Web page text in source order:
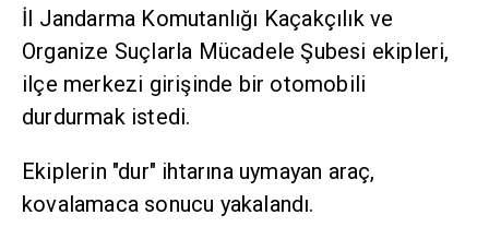
İl Jandarma Komutanlığı Kaçakçılık ve
Organize Suçlarla Mücadele Şubesi ekipleri,
ilçe merkezi girişinde bir otomobili
durdurmak istedi.
Ekiplerin "dur" ihtarına uymayan araç,
kovalamaca sonucu yakalandı.